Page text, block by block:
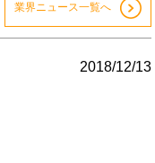
業界ニュース一覧へ
2018/12/13